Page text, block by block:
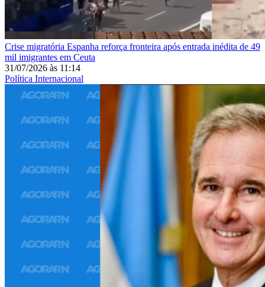
Crise migratória Espanha reforça fronteira após entrada inédita de 49
mil imigrantes em Ceuta
31/07/2026 às 11:14
Política Internacional